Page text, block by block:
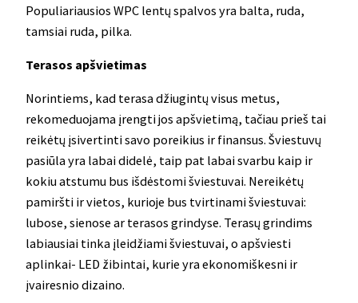
Populiariausios WPC lentų spalvos yra balta, ruda,
tamsiai ruda, pilka.
Terasos apšvietimas
Norintiems, kad terasa džiugintų visus metus,
rekomeduojama įrengti jos apšvietimą, tačiau prieš tai
reikėtų įsivertinti savo poreikius ir finansus. Šviestuvų
pasiūla yra labai didelė, taip pat labai svarbu kaip ir
kokiu atstumu bus išdėstomi šviestuvai. Nereikėtų
pamiršti ir vietos, kurioje bus tvirtinami šviestuvai:
lubose, sienose ar terasos grindyse. Terasų grindims
labiausiai tinka įleidžiami šviestuvai, o apšviesti
aplinkai- LED žibintai, kurie yra ekonomiškesni ir
įvairesnio dizaino.